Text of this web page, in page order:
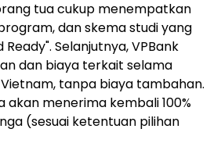
tua cukup menempatkan
dan skema studi yang
Selanjutnya, VPBank
dan biaya terkait selama
tanpa biaya tambahan.
menerima kembali 100%
(sesuai ketentuan pilihan